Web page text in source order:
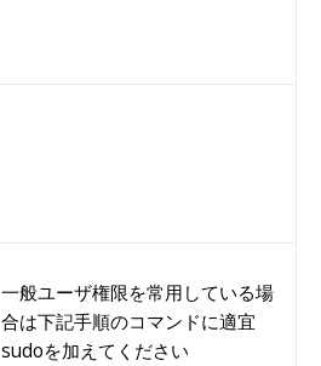
一般ユーザ権限を常用している場
合は下記手順のコマンドに適宜
sudoを加えてください